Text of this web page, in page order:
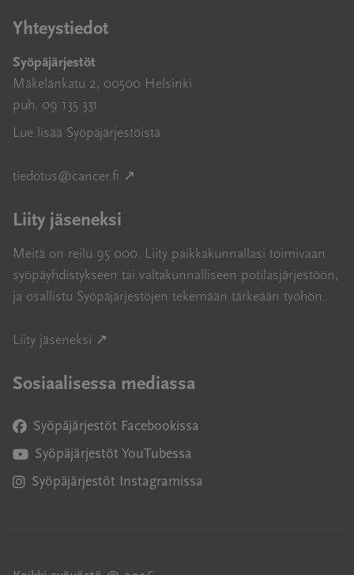
Yhteystiedot
Syöpäjärjestöt
Mäkelänkatu 2, 00500 Helsinki
puh. 09 135 331
Lue lisää Syöpäjärjestöistä
tiedotus@cancer.fi ↗
Liity jäseneksi
Meitä on reilu 95 000. Liity paikkakunnallasi toimivaan
syöpäyhdistykseen tai valtakunnalliseen potilasjärjestöön,
ja osallistu Syöpäjärjestöjen tekemään tärkeään työhön.
Liity jäseneksi ↗
Sosiaalisessa mediassa
Syöpäjärjestöt Facebookissa
Avautuu uuteen ikkunaan
Syöpäjärjestöt YouTubessa
Avautuu uuteen ikkunaan
Syöpäjärjestöt Instagramissa
Avautuu uuteen ikkunaan